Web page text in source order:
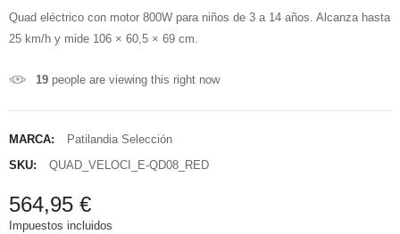
Quad eléctrico con motor 800W para niños de 3 a 14 años. Alcanza hasta
25 km/h y mide 106 × 60,5 × 69 cm.
19 people are viewing this right now
MARCA:
Patilandia Selección
SKU:
QUAD_VELOCI_E-QD08_RED
564,95 €
Impuestos incluidos